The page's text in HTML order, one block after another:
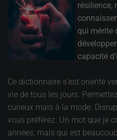
résilience,
qui mérite
capacité
Ce dictionnaire s’est orienté
vie de tous les jours.
curieux mais à la mode.
vous préférez. Un mot que je
années, mais qui est